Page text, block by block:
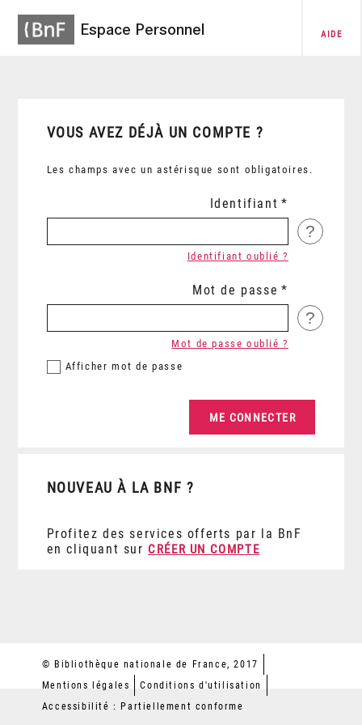
Espace Personnel AIDE
VOUS AVEZ DÉJÀ UN COMPTE ?
Les champs avec un astérisque sont obligatoires.
Identifiant
?
Identifiant oublié ?
Mot de passe
?
Afficher mot de passe
Mot de passe oublié ?
NOUVEAU À LA BNF ?
Profitez des services offerts par la BnF
en cliquant sur CRÉER UN COMPTE
© Bibliothèque nationale de France, 2017
Mentions légales
Conditions d'utilisation
Accessibilité : Partiellement conforme